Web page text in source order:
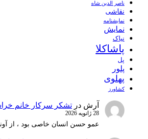
ناصر الدین شاه
نقاشی
نمايشنامه
نمایش
نیاک
پاشاکلا
پل
پلور
پهلوی
کشاورز
آرش در تشکر سرکار خانم
28 ژانویه 2026
عمو حسن انسان خاصی بود ، از